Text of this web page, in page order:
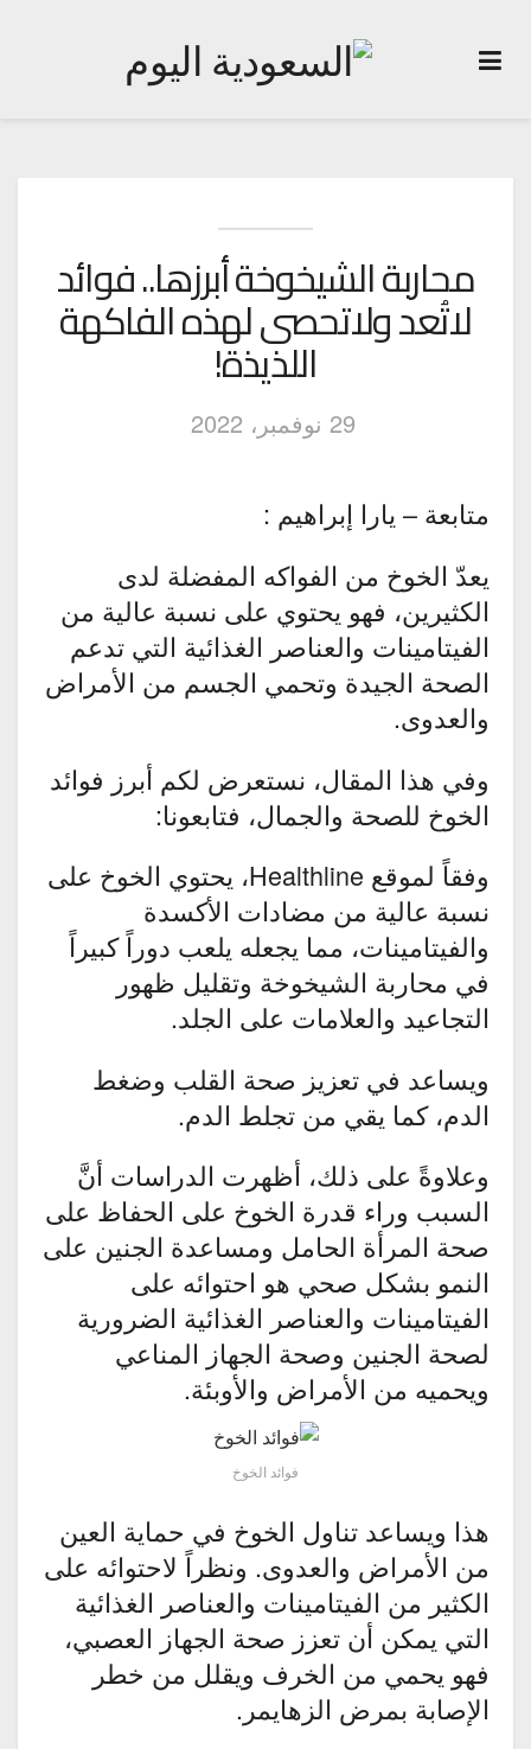
محاربة الشيخوخة أبرزها.. فوائد
لاتُعد ولاتحصى لهذه الفاكهة
اللذيذة!
29 نوفمبر، 2022
متابعة – يارا إبراهيم :
يعدّ الخوخ من الفواكه المفضلة لدى
الكثيرين، فهو يحتوي على نسبة عالية من
الفيتامينات والعناصر الغذائية التي تدعم
الصحة الجيدة وتحمي الجسم من الأمراض
والعدوى.
وفي هذا المقال، نستعرض لكم أبرز فوائد
الخوخ للصحة والجمال، فتابعونا:
وفقاً لموقع Healthline، يحتوي الخوخ على
نسبة عالية من مضادات الأكسدة
والفيتامينات، مما يجعله يلعب دوراً كبيراً
في محاربة الشيخوخة وتقليل ظهور
التجاعيد والعلامات على الجلد.
ويساعد في تعزيز صحة القلب وضغط
الدم، كما يقي من تجلط الدم.
وعلاوةً على ذلك، أظهرت الدراسات أنَّ
السبب وراء قدرة الخوخ على الحفاظ على
صحة المرأة الحامل ومساعدة الجنين على
النمو بشكل صحي هو احتوائه على
الفيتامينات والعناصر الغذائية الضرورية
لصحة الجنين وصحة الجهاز المناعي
ويحميه من الأمراض والأوبئة.
فوائد الخوخ
هذا ويساعد تناول الخوخ في حماية العين
من الأمراض والعدوى. ونظراً لاحتوائه على
الكثير من الفيتامينات والعناصر الغذائية
التي يمكن أن تعزز صحة الجهاز العصبي،
فهو يحمي من الخرف ويقلل من خطر
الإصابة بمرض الزهايمر.